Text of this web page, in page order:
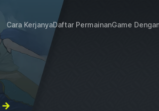
Cara KerjanyaDaftar PermainanGame
→